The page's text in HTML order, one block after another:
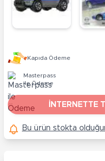
Kapıda Ödeme
Masterpass
ile Ödeme
İNTERNETTE
Bu ürün stokta